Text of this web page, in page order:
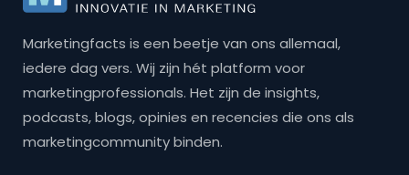
Marketingfacts is een beetje van ons allemaal,
iedere dag vers. Wij zijn hét platform voor
marketingprofessionals. Het zijn de insights,
podcasts, blogs, opinies en recencies die ons als
marketingcommunity binden.